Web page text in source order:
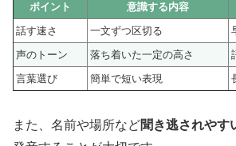
ポイント 意識する内容
話す速さ
一文ずつ区切る
声のトーン
落ち着いた一定の高さ
言葉選び
簡単で短い表現
また、名前や場所など聞き逃されやす